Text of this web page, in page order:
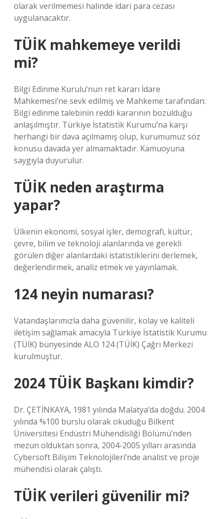
olarak verilmemesi halinde idari para cezası
uygulanacaktır.
TÜİK mahkemeye verildi
mi?
Bilgi Edinme Kurulu’nun ret kararı İdare
Mahkemesi’ne sevk edilmiş ve Mahkeme tarafından:
Bilgi edinme talebinin reddi kararının bozulduğu
anlaşılmıştır. Türkiye İstatistik Kurumu’na karşı
herhangi bir dava açılmamış olup, kurumumuz söz
konusu davada yer almamaktadır. Kamuoyuna
saygıyla duyurulur.
TÜİK neden araştırma
yapar?
Ülkenin ekonomi, sosyal işler, demografi, kültür,
çevre, bilim ve teknoloji alanlarında ve gerekli
görülen diğer alanlardaki istatistiklerini derlemek,
değerlendirmek, analiz etmek ve yayınlamak.
124 neyin numarası?
Vatandaşlarımızla daha güvenilir, kolay ve kaliteli
iletişim sağlamak amacıyla Türkiye İstatistik Kurumu
(TÜİK) bünyesinde ALO 124 (TÜİK) Çağrı Merkezi
kurulmuştur.
2024 TÜİK Başkanı kimdir?
Dr. ÇETİNKAYA, 1981 yılında Malatya’da doğdu. 2004
yılında %100 burslu olarak okuduğu Bilkent
Üniversitesi Endüstri Mühendisliği Bölümü’nden
mezun olduktan sonra, 2004-2005 yılları arasında
Cybersoft Bilişim Teknolojileri’nde analist ve proje
mühendisi olarak çalıştı.
TÜİK verileri güvenilir mi?